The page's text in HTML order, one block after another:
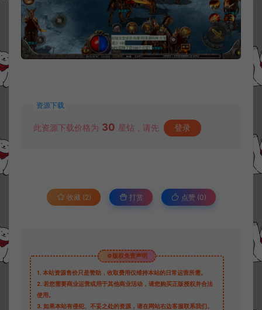
资源下载
此资源下载价格为 30 星钻，请先 登录
收藏 (2) 打赏 点赞 (0)
©版权免责声明
1. 本站资源售价只是赞助，收取费用仅维持本站的日常运营所需。
2. 若您需要商业运营或用于其他商业活动，请您购买正版授权并合法
使用。
3. 如果本站有侵犯、不妥之处的资源，请在网站右边客服联系我们。